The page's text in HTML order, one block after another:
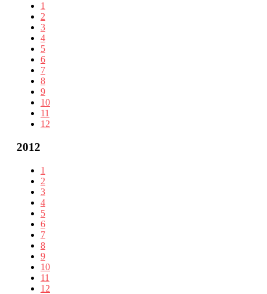
1
2
3
4
5
6
7
8
9
10
11
12
2012
1
2
3
4
5
6
7
8
9
10
11
12